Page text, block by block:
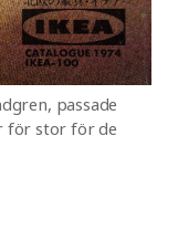
passade
för stor för de